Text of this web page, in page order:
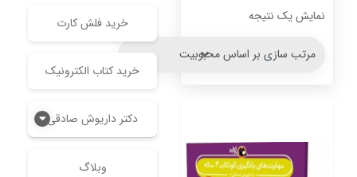
خرید فلش کارت
خرید کتاب الکترونیک
دکتر داریوش صادقی
وبلاگ
نمایش یک نتیجه